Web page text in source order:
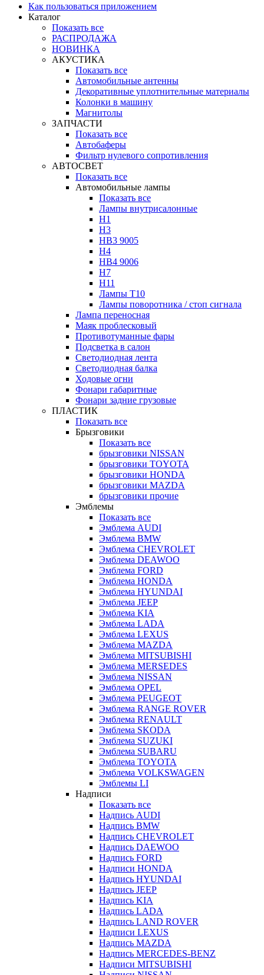
Как пользоваться приложением
Каталог
Показать все
РАСПРОДАЖА
НОВИНКА
АКУСТИКА
Показать все
Автомобильные антенны
Декоративные уплотнительные материалы
Колонки в машину
Магнитолы
ЗАПЧАСТИ
Показать все
Автобаферы
Фильтр нулевого сопротивления
АВТОСВЕТ
Показать все
Автомобильные лампы
Показать все
Лампы внутрисалонные
H1
H3
HB3 9005
H4
HB4 9006
H7
H11
Лампы Т10
Лампы поворотника / стоп сигнала
Лампа переносная
Маяк проблесковый
Противотуманные фары
Подсветка в салон
Светодиодная лента
Светодиодная балка
Ходовые огни
Фонари габаритные
Фонари задние грузовые
ПЛАСТИК
Показать все
Брызговики
Показать все
брызговики NISSAN
брызговики TOYOTA
брызговики HONDA
брызговики MAZDA
брызговики прочие
Эмблемы
Показать все
Эмблема AUDI
Эмблема BMW
Эмблема CHEVROLET
Эмблема DEAWOO
Эмблема FORD
Эмблема HONDA
Эмблема HYUNDAI
Эмблема JEEP
Эмблема KIA
Эмблема LADA
Эмблема LEXUS
Эмблема MAZDA
Эмблема MITSUBISHI
Эмблема MERSEDES
Эмблема NISSAN
Эмблема OPEL
Эмблема PEUGEOT
Эмблема RANGE ROVER
Эмблема RENAULT
Эмблема SKODA
Эмблема SUZUKI
Эмблема SUBARU
Эмблема TOYOTA
Эмблема VOLKSWAGEN
Эмблемы LI
Надписи
Показать все
Надпись AUDI
Надпись BMW
Надпись CHEVROLET
Надпись DAEWOO
Надпись FORD
Надписи HONDA
Надпись HYUNDAI
Надпись JEEP
Надпись KIA
Надпись LADA
Надпись LAND ROVER
Надписи LEXUS
Надпись MAZDA
Надпись MERCEDES-BENZ
Надписи MITSUBISHI